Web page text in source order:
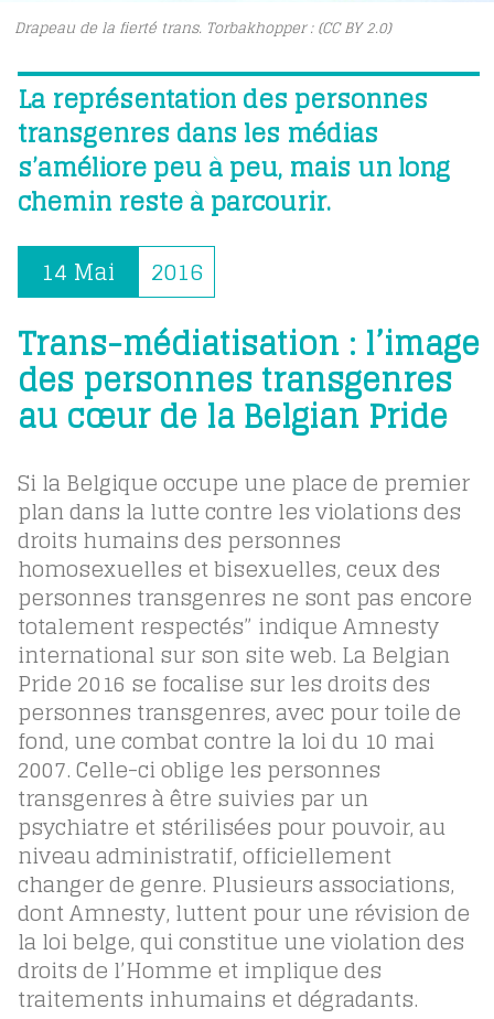
Drapeau de la fierté trans. Torbakhopper : (CC BY 2.0)
La représentation des personnes
transgenres dans les médias
s’améliore peu à peu, mais un long
chemin reste à parcourir.
14 Mai 2016
Trans-médiatisation : l’image
des personnes transgenres
au cœur de la Belgian Pride
Si la Belgique occupe une place de premier
plan dans la lutte contre les violations des
droits humains des personnes
homosexuelles et bisexuelles, ceux des
personnes transgenres ne sont pas encore
totalement respectés” indique Amnesty
international sur son site web. La Belgian
Pride 2016 se focalise sur les droits des
personnes transgenres, avec pour toile de
fond, une combat contre la loi du 10 mai
2007. Celle-ci oblige les personnes
transgenres à être suivies par un
psychiatre et stérilisées pour pouvoir, au
niveau administratif, officiellement
changer de genre. Plusieurs associations,
dont Amnesty, luttent pour une révision de
la loi belge, qui constitue une violation des
droits de l’Homme et implique des
traitements inhumains et dégradants.